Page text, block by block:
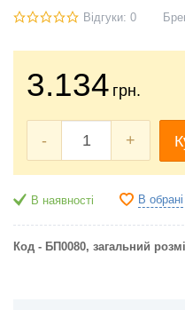
Відгуки: 0
3.134 грн.
- +
В наявності В обрані
Код - БП0080, загальний